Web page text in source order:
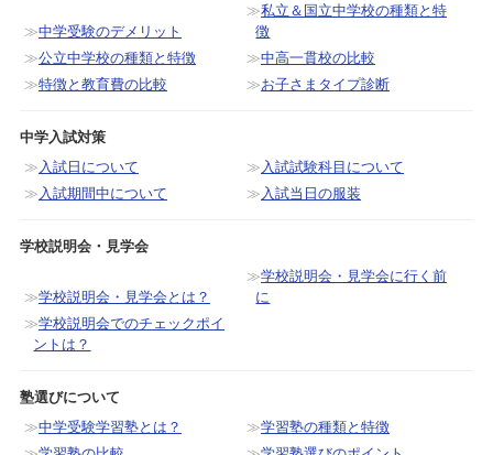
中学受験のデメリット
私立＆国立中学校の種類と特
徴
公立中学校の種類と特徴
中高一貫校の比較
特徴と教育費の比較
お子さまタイプ診断
中学入試対策
入試日について
入試試験科目について
入試期間中について
入試当日の服装
学校説明会・見学会
学校説明会・見学会とは？
学校説明会・見学会に行く前
に
学校説明会でのチェックポイ
ントは？
塾選びについて
中学受験学習塾とは？
学習塾の種類と特徴